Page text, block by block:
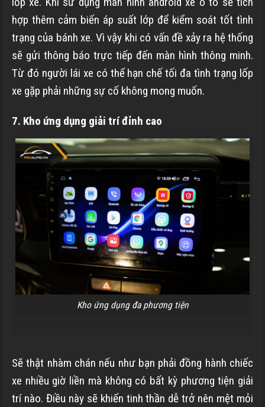
hợp thêm cảm biến áp suất lớp để kiểm soát tốt tình
trạng của bánh xe. Vì vậy khi có vấn đề xảy ra hệ thống
sẽ gửi thông báo trực tiếp đến màn hình thông minh.
Từ đó người lái xe có thể hạn chế tối đa tình trạng lốp
xe gặp phải những sự cố không mong muốn.
7. Kho ứng dụng giải trí đỉnh cao
Kho ứng dụng đa phương tiện
Sẽ thật nhàm chán nếu như bạn phải đồng hành chiếc
xe nhiều giờ liền mà không có bất kỳ phương tiện giải
trí nào. Điều này sẽ khiến tinh thần dễ trở nên mệt mỏi